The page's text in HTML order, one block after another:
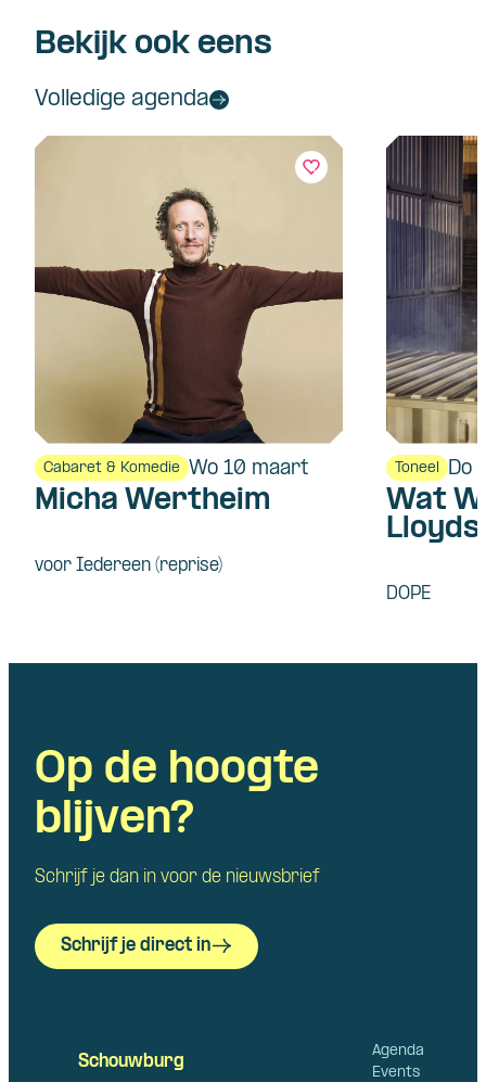
Bekijk ook eens
Volledige agenda
Cabaret & Komedie Wo 10 maart
Micha Wertheim
voor Iedereen (reprise)
Toneel Do
Wat
DOPE
Op de hoogte
blijven?
Schrijf je dan in voor de nieuwsbrief
Schrijf je direct in
Agenda
Events
Schouwburg